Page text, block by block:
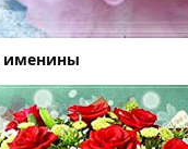
именины